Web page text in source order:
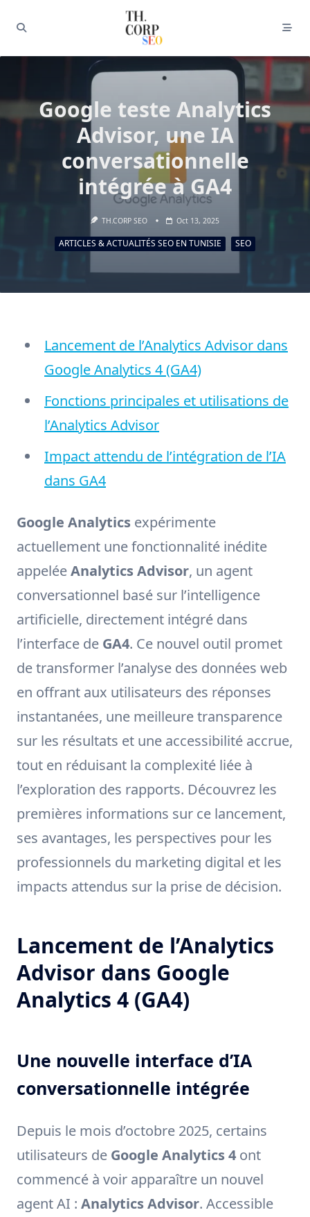
Google teste Analytics
Advisor, une IA
conversationnelle
intégrée à GA4
TH.CORP SEO Oct 13, 2025
ARTICLES & ACTUALITÉS SEO EN TUNISIE SEO
Lancement de l’Analytics Advisor dans
Google Analytics 4 (GA4)
Fonctions principales et utilisations de
l’Analytics Advisor
Impact attendu de l’intégration de l’IA
dans GA4
Google Analytics expérimente
actuellement une fonctionnalité inédite
appeléeAnalytics Advisor, un agent
conversationnel basé sur l’intelligence
artificielle, directement intégré dans
l’interface de GA4. Ce nouvel outil promet
de transformer l’analyse des données web
en offrant aux utilisateurs des réponses
instantanées, une meilleure transparence
sur les résultats et une accessibilité accrue,
tout en réduisant la complexité liée à
l’exploration des rapports. Découvrez les
premières informations sur ce lancement,
ses avantages, les perspectives pour les
professionnels du marketing digital et les
impacts attendus sur la prise de décision.
Lancement de l’Analytics
Advisor dans Google
Analytics 4 (GA4)
Une nouvelle interface d’IA
conversationnelle intégrée
Depuis le mois d’octobre 2025, certains
utilisateurs de Google Analytics 4 ont
commencé à voir apparaître un nouvel
agent AI : Analytics Advisor. Accessible